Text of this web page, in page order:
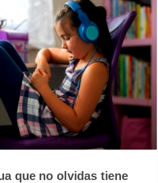
que no olvidas tiene